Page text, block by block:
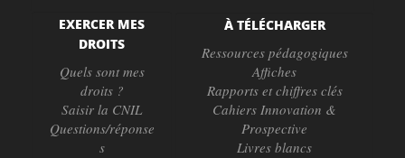
EXERCER MES
DROITS
Quels sont mes
droits ?
Saisir la CNIL
Questions/réponse
s
À TÉLÉCHARGER
Ressources pédagogiques
Affiches
Rapports et chiffres clés
Cahiers Innovation &
Prospective
Livres blancs